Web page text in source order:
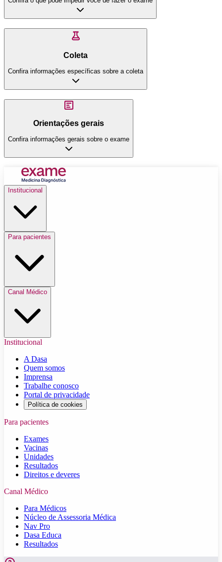
Coleta
Confira informações específicas sobre a coleta
Orientações gerais
Confira informações gerais sobre o exame
Institucional
Para pacientes
Canal Médico
Institucional
A Dasa
Quem somos
Imprensa
Trabalhe conosco
Portal de privacidade
Política de cookies
Para pacientes
Exames
Vacinas
Unidades
Resultados
Direitos e deveres
Canal Médico
Para Médicos
Núcleo de Assessoria Médica
Nav Pro
Dasa Educa
Resultados